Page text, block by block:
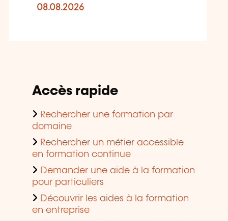
08.08.2026
Accès rapide
Rechercher une formation par
domaine
Rechercher un métier accessible
en formation continue
Demander une aide à la formation
pour particuliers
Découvrir les aides à la formation
en entreprise